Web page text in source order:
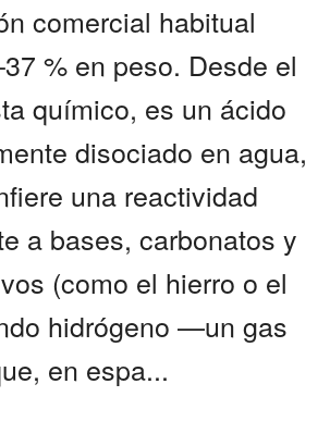
comercial habitual
% en peso. Desde el
químico, es un ácido
disociado en agua,
una reactividad
a bases, carbonatos y
(como el hierro o el
hidrógeno —un gas
en espa...